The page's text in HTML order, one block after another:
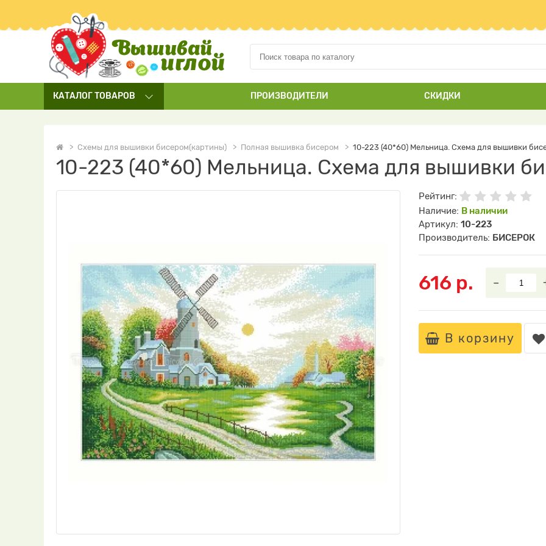
КАТАЛОГТОВАРОВ ПРОИЗВОДИТЕЛИ СКИДКИ
Схемы для вышивки бисером(картины) Полная вышивка бисером 10-223 (40*60) Мельница. Схема для вышивки
10-223 (40*60) Мельница. Схема для вышивки
Рейтинг:
Наличие: В наличии
Артикул: 10-223
Производитель: БИСЕРОК
616 р. –
В корзину